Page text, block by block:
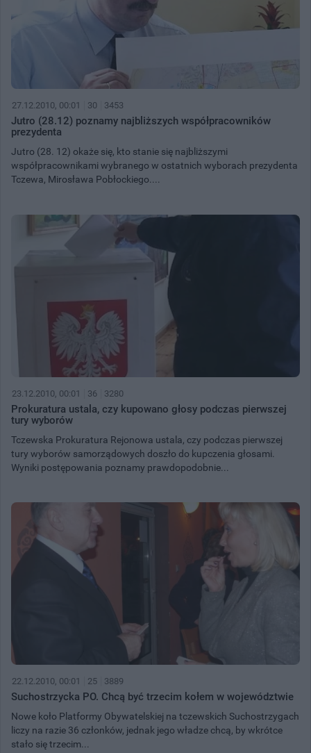
27.12.2010, 00:01 30 3453
Jutro (28.12) poznamy najbliższych współpracowników
prezydenta
Jutro (28. 12) okaże się, kto stanie się najbliższymi
współpracownikami wybranego w ostatnich wyborach prezydenta
Tczewa, Mirosława Pobłockiego....
23.12.2010, 00:01 36 3280
Prokuratura ustala, czy kupowano głosy podczas pierwszej
tury wyborów
Tczewska Prokuratura Rejonowa ustala, czy podczas pierwszej
tury wyborów samorządowych doszło do kupczenia głosami.
Wyniki postępowania poznamy prawdopodobnie...
22.12.2010, 00:01 25 3889
Suchostrzycka PO. Chcą być trzecim kołem w województwie
Nowe koło Platformy Obywatelskiej na tczewskich Suchostrzygach
liczy na razie 36 członków, jednak jego władze chcą, by wkrótce
stało się trzecim...